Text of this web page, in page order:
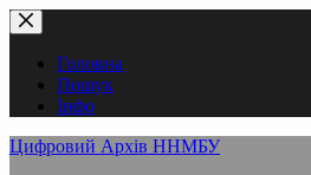
Перейти
до
вмістуГоловна
Пошук
Інфо
Цифровий Архів ННМБУ